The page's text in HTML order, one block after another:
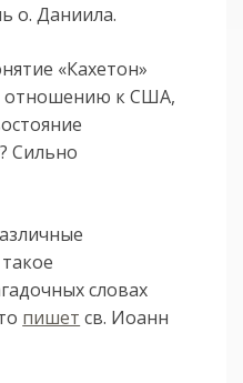
о. Даниила.
«Кахетон»
отношению к США,
Сильно
словах
пишет св. Иоанн